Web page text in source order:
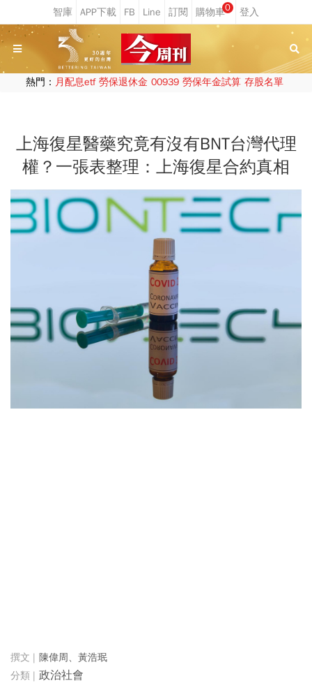
0
熱門： 月配息etf 勞保退休金 00939 勞保年金試算 存股名單
上海復星醫藥究竟有沒有BNT台灣代理
權？一張表整理：上海復星合約真相
陳偉周、黃浩珉
政治社會